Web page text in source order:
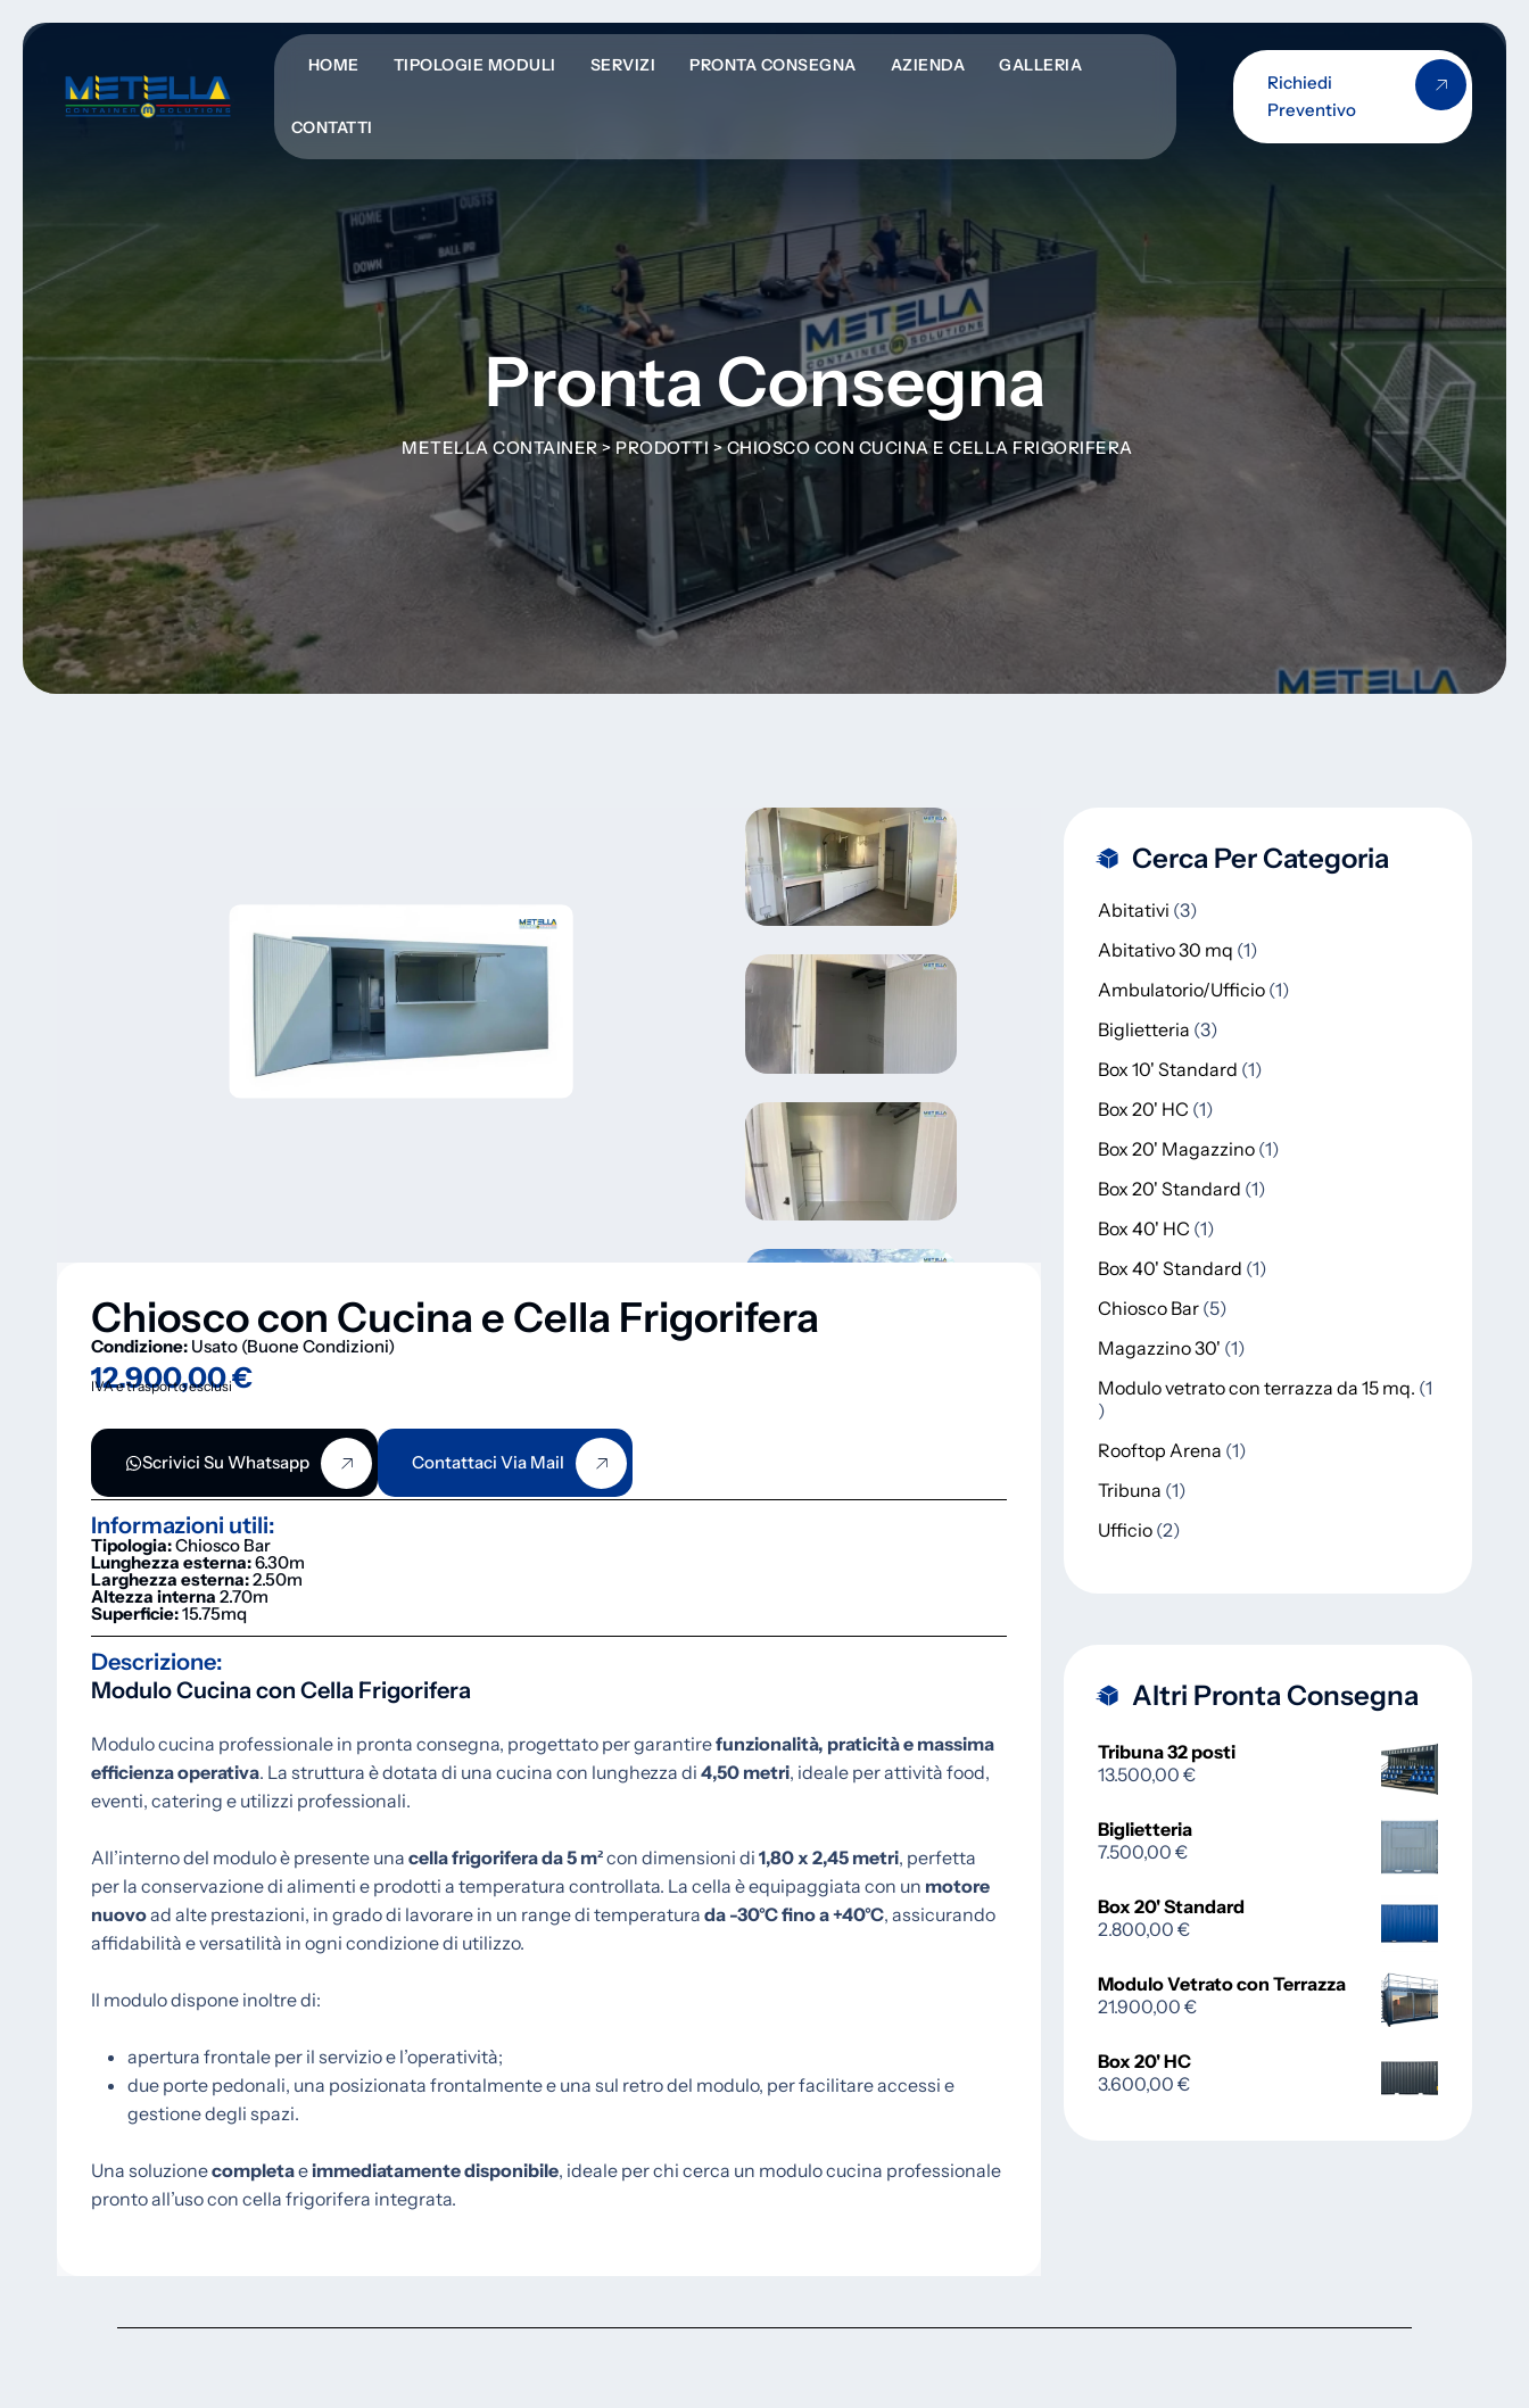
HOME TIPOLOGIE MODULI SERVIZI PRONTA CONSEGNA AZIENDA GALLERIA
CONTATTI
Richiedi
Preventivo
Pronta Consegna
METELLA CONTAINER> PRODOTTI >CHIOSCO CON CUCINA E CELLA FRIGORIFERA
Chiosco con Cucina e Cella Frigorifera
Condizione: Usato (Buone Condizioni)
12.900,00€
IVA e trasporto esclusi
Scrivici Su Whatsapp Contattaci Via Mail
Informazioni utili:
Tipologia:Chiosco Bar
Lunghezza esterna:6.30m
Larghezza esterna:2.50m
Altezza interna 2.70m
Superficie:15.75mq
Descrizione:
Modulo Cucina con Cella Frigorifera
Modulo cucina professionale in pronta consegna, progettato per garantirefunzionalità, praticità e massima
efficienza operativa. La struttura è dotata di una cucina con lunghezza di 4,50 metri, ideale per attività food,
eventi, catering e utilizzi professionali.
All’interno del modulo è presente una cella frigorifera da 5 m²con dimensioni di 1,80 x 2,45 metri, perfetta
per la conservazione di alimenti e prodotti a temperatura controllata. La cella è equipaggiata con un motore
nuovoad alte prestazioni, in grado di lavorare in un range di temperatura da -30°C fino a +40°C, assicurando
affidabilità e versatilità in ogni condizione di utilizzo.
Il modulo dispone inoltre di:
apertura frontale per il servizio e l’operatività;
due porte pedonali, una posizionata frontalmente e una sul retro del modulo, per facilitare accessi e
gestione degli spazi.
Una soluzionecompletaeimmediatamente disponibile, ideale per chi cerca un modulo cucina professionale
pronto all’uso con cella frigorifera integrata.
Cerca Per Categoria
Abitativi 3
Abitativo 30 mq 1
Ambulatorio/Ufficio 1
Biglietteria 3
Box 10' Standard 1
Box 20' HC 1
Box 20' Magazzino 1
Box 20' Standard 1
Box 40' HC 1
Box 40' Standard 1
Chiosco Bar 5
Magazzino 30' 1
Modulo vetrato con terrazza da 15 mq. 1
Rooftop Arena 1
Tribuna 1
Ufficio 2
Altri Pronta Consegna
Tribuna 32 posti
13.500,00 €
Biglietteria
7.500,00 €
Box 20' Standard
2.800,00 €
Modulo Vetrato con Terrazza
21.900,00 €
Box 20' HC
3.600,00 €